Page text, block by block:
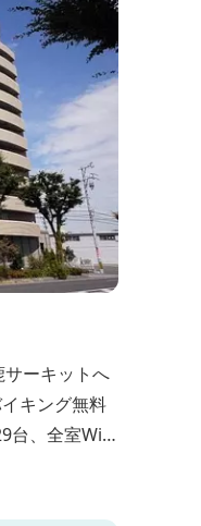
ーキットへ
キング無料
台、全室Wi-
る快適なホ